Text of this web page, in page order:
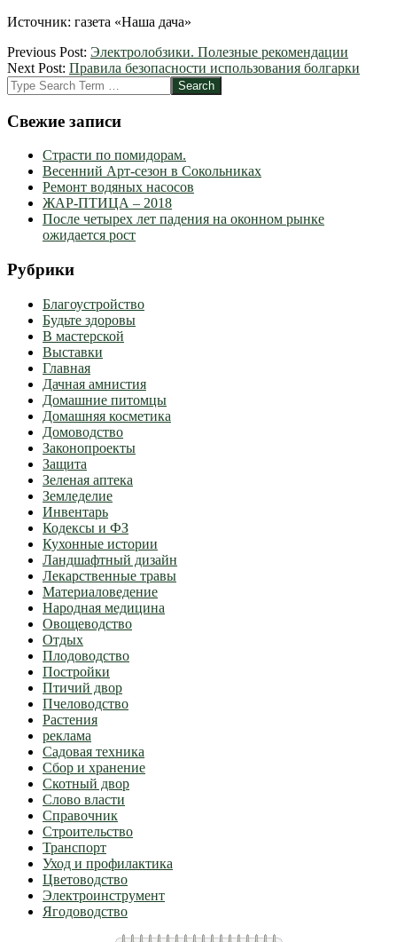
Источник: газета «Наша дача»
2012-
04-
26
Previous Post: Электролобзики. Полезные рекомендации
Next Post: Правила безопасности использования болгарки
Search
Свежие записи
Страсти по помидорам.
Весенний Арт-сезон в Сокольниках
Ремонт водяных насосов
ЖАР-ПТИЦА – 2018
После четырех лет падения на оконном рынке
ожидается рост
Рубрики
Благоустройство
Будьте здоровы
В мастерской
Выставки
Главная
Дачная амнистия
Домашние питомцы
Домашняя косметика
Домоводство
Законопроекты
Защита
Зеленая аптека
Земледелие
Инвентарь
Кодексы и ФЗ
Кухонные истории
Ландшафтный дизайн
Лекарственные травы
Материаловедение
Народная медицина
Овощеводство
Отдых
Плодоводство
Постройки
Птичий двор
Пчеловодство
Растения
реклама
Садовая техника
Сбор и хранение
Скотный двор
Слово власти
Справочник
Строительство
Транспорт
Уход и профилактика
Цветоводство
Электроинструмент
Ягодоводство